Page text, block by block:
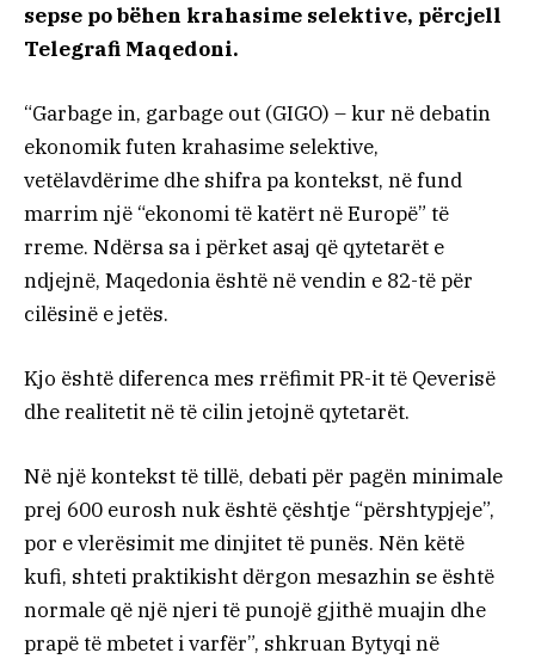
sepse po bëhen krahasime selektive, përcjell
Telegrafi Maqedoni.
“Garbage in, garbage out (GIGO) – kur në debatin
ekonomik futen krahasime selektive,
vetëlavdërime dhe shifra pa kontekst, në fund
marrim një “ekonomi të katërt në Europë” të
rreme. Ndërsa sa i përket asaj që qytetarët e
ndjejnë, Maqedonia është në vendin e 82-të për
cilësinë e jetës.
Kjo është diferenca mes rrëfimit PR-it të Qeverisë
dhe realitetit në të cilin jetojnë qytetarët.
Në një kontekst të tillë, debati për pagën minimale
prej 600 eurosh nuk është çështje “përshtypjeje”,
por e vlerësimit me dinjitet të punës. Nën këtë
kufi, shteti praktikisht dërgon mesazhin se është
normale që një njeri të punojë gjithë muajin dhe
prapë të mbetet i varfër”, shkruan Bytyqi në